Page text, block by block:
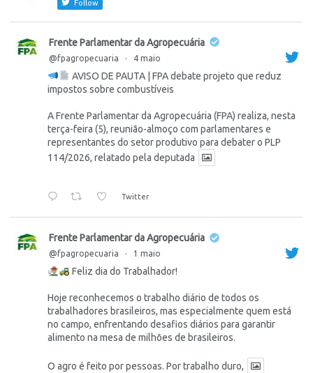
Follow
Frente Parlamentar da Agropecuária
@fpagropecuaria · 4 maio
AVISO DE PAUTA | FPA debate projeto que reduz
impostos sobre combustíveis
A Frente Parlamentar da Agropecuária (FPA) realiza, nesta
terça-feira (5), reunião-almoço com parlamentares e
representantes do setor produtivo para debater o PLP
114/2026, relatado pela deputada
Twitter
Frente Parlamentar da Agropecuária
@fpagropecuaria · 1 maio
Feliz dia do Trabalhador!
Hoje reconhecemos o trabalho diário de todos os
trabalhadores brasileiros, mas especialmente quem está
no campo, enfrentando desafios diários para garantir
alimento na mesa de milhões de brasileiros.
O agro é feito por pessoas. Por trabalho duro,